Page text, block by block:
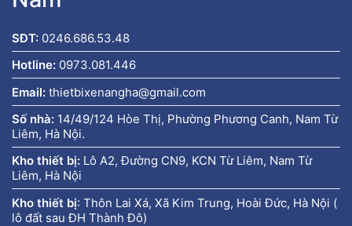
SĐT: 0246.686.53.48
Hotline: 0973.081.446
Email: thietbixenangha@gmail.com
Số nhà: 14/49/124 Hòe Thị, Phường Phương Canh, Nam Từ
Liêm, Hà Nội.
Kho thiết bị: Lô A2, Đường CN9, KCN Từ Liêm, Nam Từ
Liêm, Hà Nội
Kho thiết bị: Thôn Lai Xá, Xã Kim Trung, Hoài Đức, Hà Nội (
lô đất sau ĐH Thành Đô)